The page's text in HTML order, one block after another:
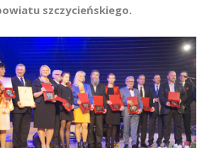
szczycieńskiego.